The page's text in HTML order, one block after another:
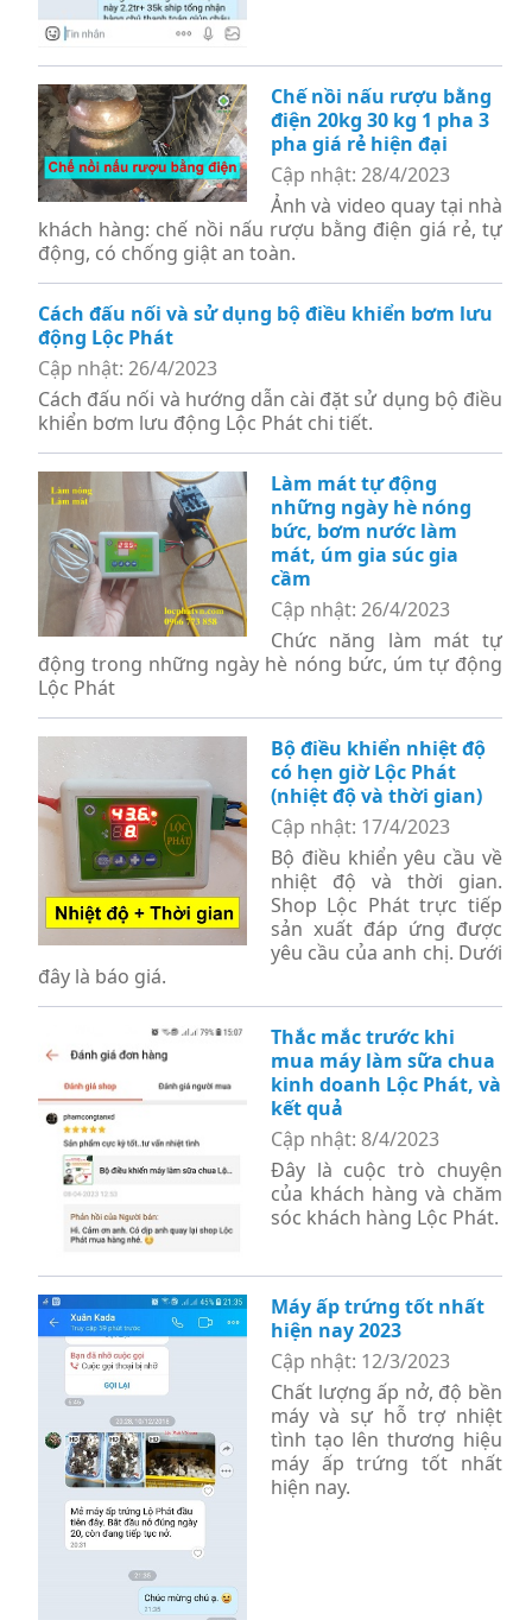
Chế nồi nấu rượu bằng
điện 20kg 30 kg 1 pha 3
pha giá rẻ hiện đại
Cập nhật: 28/4/2023
Ảnh và video quay tại nhà
khách hàng: chế nồi nấu rượu bằng điện giá rẻ, tự
động, có chống giật an toàn.
Cách đấu nối và sử dụng bộ điều khiển bơm lưu
động Lộc Phát
Cập nhật: 26/4/2023
Cách đấu nối và hướng dẫn cài đặt sử dụng bộ điều
khiển bơm lưu động Lộc Phát chi tiết.
Làm mát tự động
những ngày hè nóng
bức, bơm nước làm
mát, úm gia súc gia
cầm
Cập nhật: 26/4/2023
Chức năng làm mát tự
động trong những ngày hè nóng bức, úm tự động
Lộc Phát
Bộ điều khiển nhiệt độ
có hẹn giờ Lộc Phát
(nhiệt độ và thời gian)
Cập nhật: 17/4/2023
Bộ điều khiển yêu cầu về
nhiệt độ và thời gian.
Shop Lộc Phát trực tiếp
sản xuất đáp ứng được
yêu cầu của anh chị. Dưới
đây là báo giá.
Thắc mắc trước khi
mua máy làm sữa chua
kinh doanh Lộc Phát, và
kết quả
Cập nhật: 8/4/2023
Đây là cuộc trò chuyện
của khách hàng và chăm
sóc khách hàng Lộc Phát.
Máy ấp trứng tốt nhất
hiện nay 2023
Cập nhật: 12/3/2023
Chất lượng ấp nở, độ bền
máy và sự hỗ trợ nhiệt
tình tạo lên thương hiệu
máy ấp trứng tốt nhất
hiện nay.